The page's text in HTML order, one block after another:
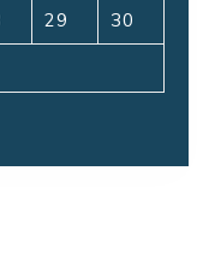
29 30